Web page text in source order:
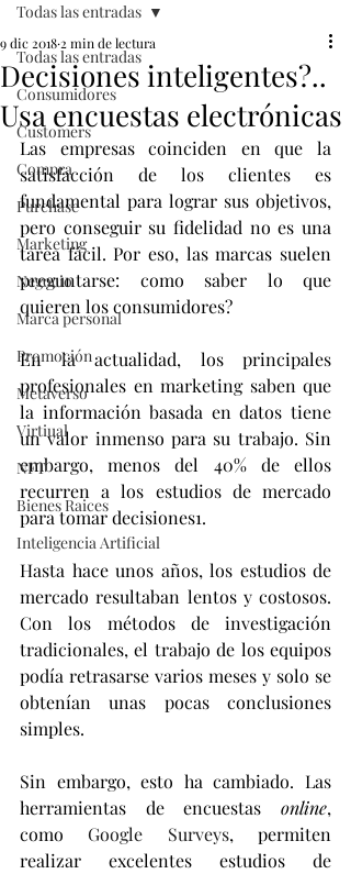
Todas las entradas
Consumidores
Customers
Compra
Purchase
Marketing
Negocio
Marca personal
Promoción
Metaverso
Virtiual
NFT
Bienes Raices
Inteligencia Artificial
Todas las entradas
Decisiones inteligentes?..
Usa encuestas electrónicas
9 dic 2018 2 min de lectura
Las empresas coinciden en que la
satisfacción de los clientes es
fundamental para lograr sus objetivos,
pero conseguir su fidelidad no es una
tarea fácil. Por eso, las marcas suelen
preguntarse: como saber lo que
quieren los consumidores?
En la actualidad, los principales
profesionales en marketing saben que
la información basada en datos tiene
un valor inmenso para su trabajo. Sin
embargo, menos del 40% de ellos
recurren a los estudios de mercado
para tomar decisiones1.
Hasta hace unos años, los estudios de
mercado resultaban lentos y costosos.
Con los métodos de investigación
tradicionales, el trabajo de los equipos
podía retrasarse varios meses y solo se
obtenían unas pocas conclusiones
simples.
Sin embargo, esto ha cambiado. Las
herramientas de encuestas online,
como Google Surveys, permiten
realizar excelentes estudios de